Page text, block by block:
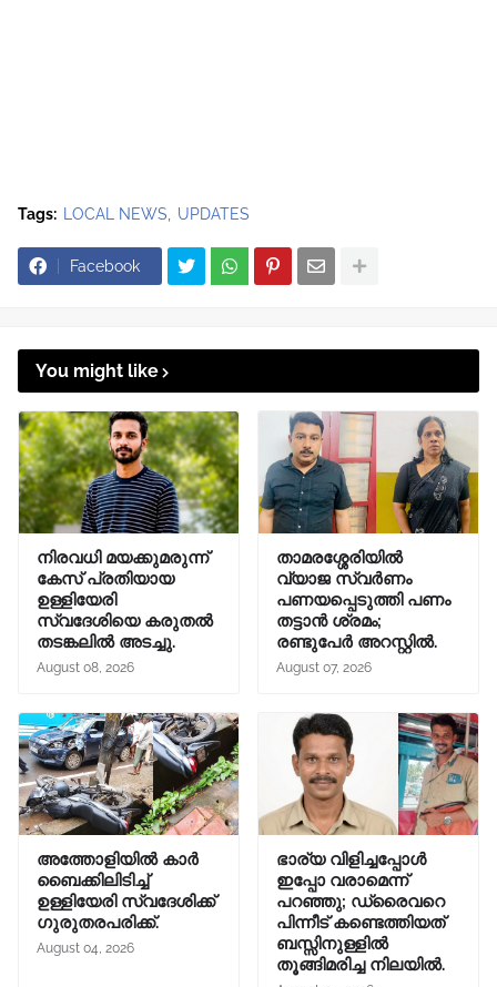
Tags: LOCAL NEWS UPDATES
Facebook
You might like
നിരവധി മയക്കുമരുന്ന്
കേസ് പ്രതിയായ
ഉള്ളിയേരി
സ്വദേശിയെ കരുതൽ
തടങ്കലിൽ അടച്ചു.
August 08, 2026
താമരശ്ശേരിയിൽ
വ്യാജ സ്വർണം
പണയപ്പെടുത്തി പണം
തട്ടാൻ ശ്രമം;
രണ്ടുപേർ അറസ്റ്റിൽ.
August 07, 2026
അത്തോളിയിൽ കാർ
ബൈക്കിലിടിച്ച്
ഉള്ളിയേരി സ്വദേശിക്ക്
ഗുരുതരപരിക്ക്.
August 04, 2026
ഭാര്യ വിളിച്ചപ്പോള്‍
ഇപ്പോ വരാമെന്ന്
പറഞ്ഞു; ഡ്രൈവറെ
പിന്നീട് കണ്ടെത്തിയത്
ബസ്സിനുള്ളില്‍
തൂങ്ങിമരിച്ച നിലയിൽ.